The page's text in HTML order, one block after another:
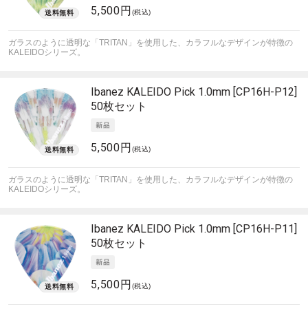
5,500円 (税込)
ガラスのように透明な「TRITAN」を使用した、カラフルなデザインが特徴の
KALEIDOシリーズ。
Ibanez KALEIDO Pick 1.0mm [CP16H-P12]
50枚セット
5,500円 (税込)
ガラスのように透明な「TRITAN」を使用した、カラフルなデザインが特徴の
KALEIDOシリーズ。
Ibanez KALEIDO Pick 1.0mm [CP16H-P11]
50枚セット
5,500円 (税込)